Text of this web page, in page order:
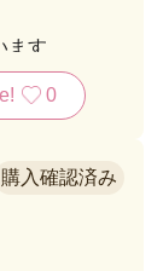
ます
かなと思っ
0